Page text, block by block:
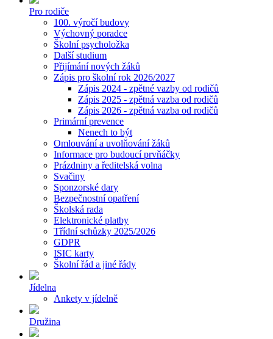
Pro rodiče
100. výročí budovy
Výchovný poradce
Školní psycholožka
Další studium
Přijímání nových žáků
Zápis pro školní rok 2026/2027
Zápis 2024 - zpětné vazby od rodičů
Zápis 2025 - zpětná vazba od rodičů
Zápis 2026 - zpětná vazba od rodičů
Primární prevence
Nenech to být
Omlouvání a uvolňování žáků
Informace pro budoucí prvňáčky
Prázdniny a ředitelská volna
Svačiny
Sponzorské dary
Bezpečnostní opatření
Školská rada
Elektronické platby
Třídní schůzky 2025/2026
GDPR
ISIC karty
Školní řád a jiné řády
Jídelna
Ankety v jídelně
Družina